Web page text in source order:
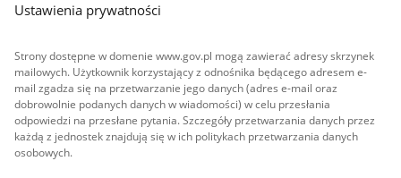
Ustawienia prywatności
Strony dostępne w domenie www.gov.pl mogą zawierać adresy skrzynek
mailowych. Użytkownik korzystający z odnośnika będącego adresem e-
mail zgadza się na przetwarzanie jego danych (adres e-mail oraz
dobrowolnie podanych danych w wiadomości) w celu przesłania
odpowiedzi na przesłane pytania. Szczegóły przetwarzania danych przez
każdą z jednostek znajdują się w ich politykach przetwarzania danych
osobowych.